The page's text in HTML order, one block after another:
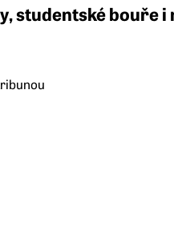
studentské bouře